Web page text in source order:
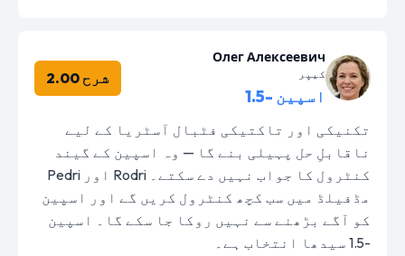
Олег Алексеевич
کیپر
اسپین -1.5
شرح 2.00
تکنیکی اور تاکتیکی فٹبال آسٹریا کے لیے
ناقابلِ حل پہیلی بنے گا — وہ اسپین کے گیند
کنٹرول کا جواب نہیں دے سکتے۔ Rodri اور Pedri
مڈفیلڈ میں سب کچھ کنٹرول کریں گے اور اسپین
کو آگے بڑھنے سے نہیں روکا جا سکے گا۔ اسپین
-1.5 سیدھا انتخاب ہے۔